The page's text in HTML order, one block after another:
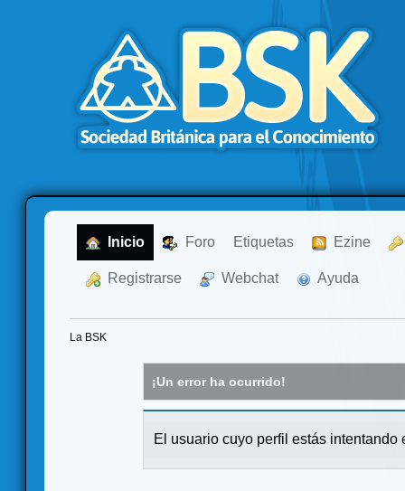
Inicio Foro Etiquetas Ezine
Registrarse Webchat Ayuda
La BSK
¡Un error ha ocurrido!
El usuario cuyo perfil estás intentando